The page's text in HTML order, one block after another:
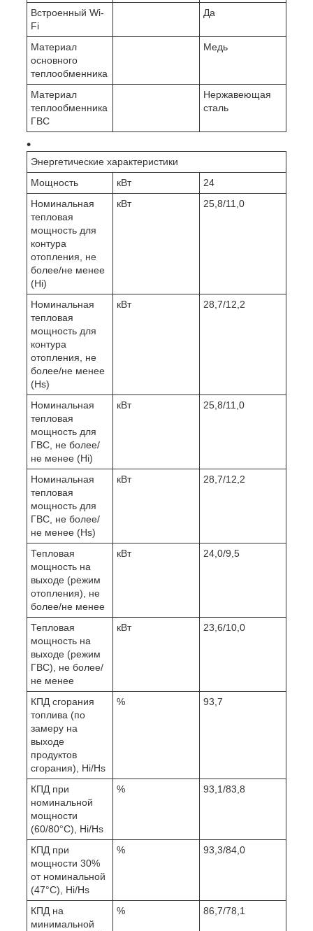
Встроенный Wi-
Fi
Да
Материал
основного
теплообменника
Медь
Материал
теплообменника
ГВС
Нержавеющая
сталь
Энергетические характеристики
Мощность
кВт
24
Номинальная
тепловая
мощность для
контура
отопления, не
более/не менее
(Hi)
кВт 25,8/11,0
Номинальная
тепловая
мощность для
контура
отопления, не
более/не менее
(Hs)
кВт 28,7/12,2
Номинальная
тепловая
мощность для
ГВС, не более/
не менее (Hi)
кВт 25,8/11,0
Номинальная
тепловая
мощность для
ГВС, не более/
не менее (Hs)
кВт 28,7/12,2
Тепловая
мощность на
выходе (режим
отопления), не
более/не менее
кВт 24,0/9,5
Тепловая
мощность на
выходе (режим
ГВС), не более/
не менее
кВт 23,6/10,0
КПД сгорания
топлива (по
замеру на
выходе
продуктов
сгорания), Hi/Hs
% 93,7
КПД при
номинальной
мощности
(60/80°С), Hi/Hs
% 93,1/83,8
КПД при
мощности 30%
от номинальной
(47°С), Hi/Hs
% 93,3/84,0
КПД на
минимальной
% 86,7/78,1